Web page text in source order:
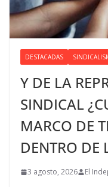
DESTACADAS
Y DE LA
SINDICAL
MARCO DE
DENTRO DE
3 agosto, 2026 El